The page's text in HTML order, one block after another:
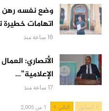
وضع نفسه رهن
اتهامات
16 ساعة منذ
الأنصاري:
الإعلامية”…
17 ساعة منذ
السابق التالي 1 من 2,005